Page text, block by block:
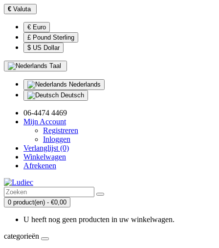
€ Valuta
€ Euro
£ Pound Sterling
$ US Dollar
Taal
Nederlands
Deutsch
06-4474 4469
Mijn Account
Registreren
Inloggen
Verlanglijst (0)
Winkelwagen
Afrekenen
0 product(en) - €0,00
U heeft nog geen producten in uw winkelwagen.
categorieën